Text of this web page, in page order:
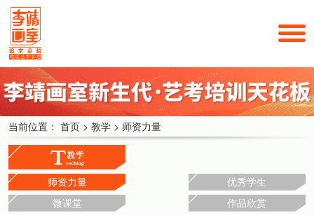
当前位置： 首页 > 教学 > 师资力量
师资力量
优秀学生
微课堂
作品欣赏